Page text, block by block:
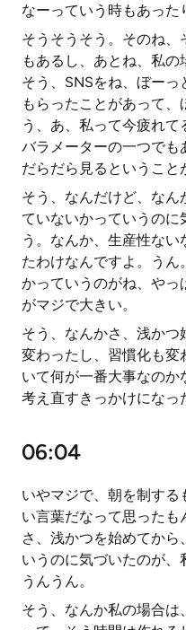
なーっていう時もあった
そうそうそう。そのね
もあるし、あとね、私の
そう、SNSをね、ぼー
もらったことがあって
う、あ、私って今疲れ
バラメーターの一つでも
だらだら見るということ
そう、なんだけど、なん
ていないかっていうのに
う。なんか、生産性な
たわけなんですよ。うん
かっていうのがね、やっ
がマジで大きい。
そう、なんかさ、浅か
変わったし、習慣化も変
いて何が一番大事なのか
考え直すきっかけになっ
06:04
いやマジで、朝を制す
い言葉だなって思った
さ、浅かつを始めてか
いうのに気づいたのが、
うんうん。
そう、なんか私の場合は